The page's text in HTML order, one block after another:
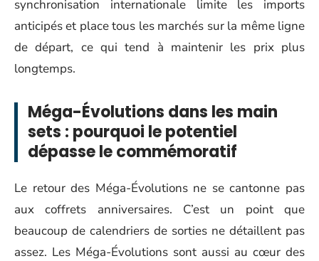
synchronisation internationale limite les imports
anticipés et place tous les marchés sur la même ligne
de départ, ce qui tend à maintenir les prix plus
longtemps.
Méga-Évolutions dans les main
sets : pourquoi le potentiel
dépasse le commémoratif
Le retour des Méga-Évolutions ne se cantonne pas
aux coffrets anniversaires. C’est un point que
beaucoup de calendriers de sorties ne détaillent pas
assez. Les Méga-Évolutions sont aussi au cœur des